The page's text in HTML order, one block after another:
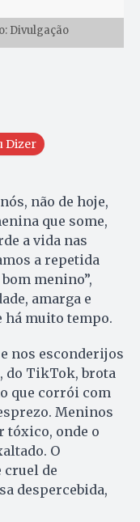
Divulgação
Dizer
não de hoje,
que some,
a vida nas
a repetida
menino”,
amarga e
há muito tempo.
nos esconderijos
do TikTok, brota
que corrói com
Meninos
tóxico, onde o
O
cruel de
despercebida,